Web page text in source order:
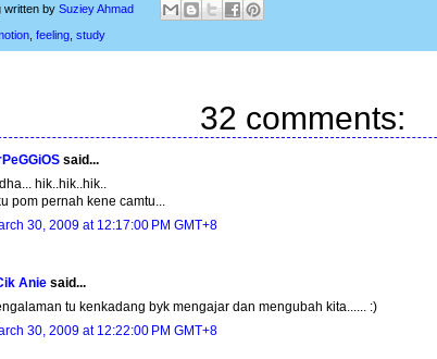
written by Suziey Ahmad
feeling study
32 comments:
said...
hik..hik..hik..
pom pernah kene camtu...
30, 2009 at 12:17:00 PM GMT+8
Anie said...
tu kenkadang byk mengajar dan mengubah kita...... :)
30, 2009 at 12:22:00 PM GMT+8